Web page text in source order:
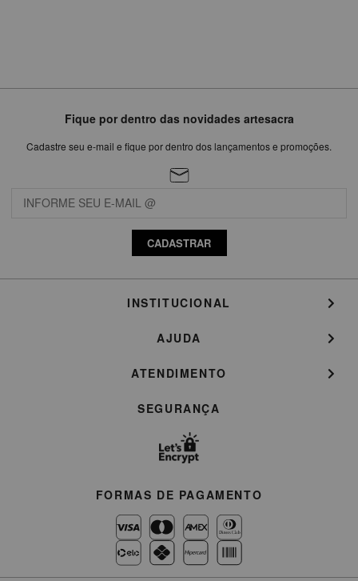
Fique por dentro das novidades artesacra
Cadastre seu e-mail e fique por dentro dos lançamentos e promoções.
CADASTRAR
INSTITUCIONAL
AJUDA
ATENDIMENTO
SEGURANÇA
FORMAS DE PAGAMENTO